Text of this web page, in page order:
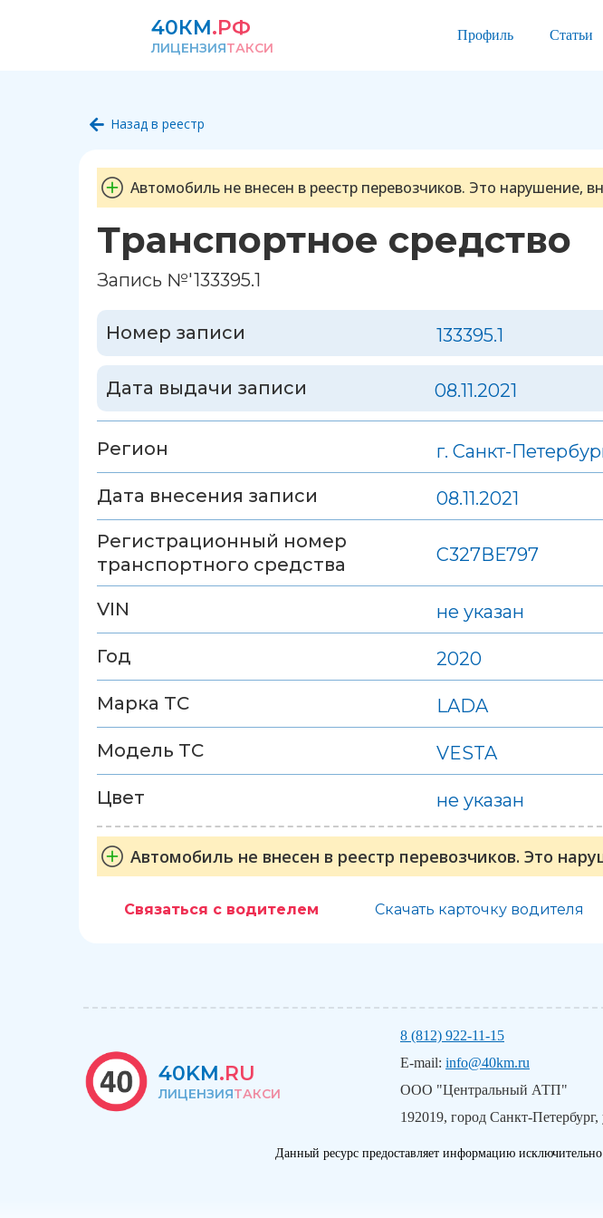
40КМ.РФ
ЛИЦЕНЗИЯТАКСИ
Профиль Статьи
Назад в реестр
Автомобиль не внесен в реестр перевозчиков. Это нарушение,
Транспортное средство
Запись №'133395.1
Номер записи 133395.1
Дата выдачи записи 08.11.2021
Регион г. Санкт-
Дата внесения записи
08.11.2021
Регистрационный номер
транспортного средства
С327ВЕ797
VIN не указан
Год 2020
Марка ТС LADA
Модель ТС VESTA
Цвет не указан
Автомобиль не внесен в реестр перевозчиков. Это
Связаться с водителем Скачать карточку водителя
40KM.RU
ЛИЦЕНЗИЯТАКСИ
8 (812) 922-11-15
E-mail: info@40km.ru
ООО "Центральный АТП"
192019, город Санкт-
Данный ресурс предоставляет информацию